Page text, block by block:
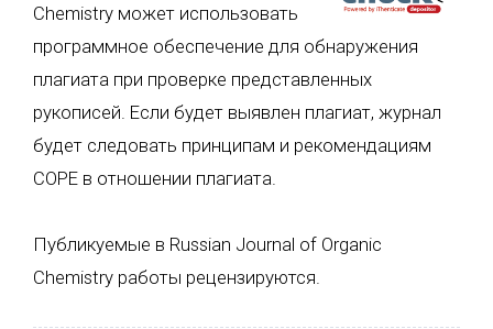
Chemistry может использовать
программное обеспечение для обнаружения
плагиата при проверке представленных
рукописей. Если будет выявлен плагиат, журнал
будет следовать принципам и рекомендациям
COPE в отношении плагиата.
Публикуемые в Russian Journal of Organic
Chemistry работы рецензируются.